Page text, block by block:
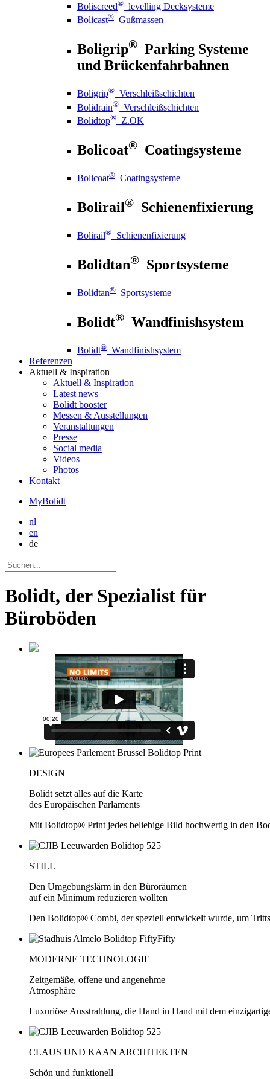
Boliscreed® levelling Decksysteme
Bolicast® Gußmassen
Boligrip® Parking Systeme
und Brückenfahrbahnen
Boligrip® Verschleißschichten
Bolidrain® Verschleißschichten
Bolidtop® Z.OK
Bolicoat® Coatingsysteme
Bolicoat® Coatingsysteme
Bolirail® Schienenfixierung
Bolirail® Schienenfixierung
Bolidtan® Sportsysteme
Bolidtan® Sportsysteme
Bolidt® Wandfinishsystem
Bolidt® Wandfinishsystem
Referenzen
Aktuell & Inspiration
Aktuell & Inspiration
Latest news
Bolidt booster
Messen & Ausstellungen
Veranstaltungen
Presse
Social media
Videos
Photos
Kontakt
MyBolidt
nl
en
de
Bolidt, der Spezialist für
Büroböden
DESIGN
Bolidt setzt alles auf die Karte
des Europäischen Parlaments
Mit Bolidtop® Print jedes beliebige Bild hochwertig in den
STILL
Den Umgebungslärm in den Büroräumen
auf ein Minimum reduzieren wollten
Den Bolidtop® Combi, der speziell entwickelt wurde, um
MODERNE TECHNOLOGIE
Zeitgemäße, offene und angenehme
Atmosphäre
Luxuriöse Ausstrahlung, die Hand in Hand mit dem
CLAUS UND KAAN ARCHITEKTEN
Schön und funktionell